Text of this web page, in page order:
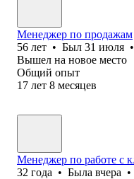
Менеджер по продажам
56 лет • Был 31 июля •
Вышел на новое место
Общий опыт
17 лет 8 месяцев
Менеджер по работе с
32 года • Была вчера •